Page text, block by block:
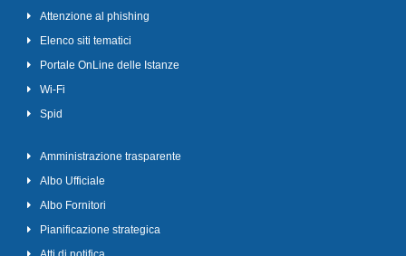
Attenzione al phishing
Elenco siti tematici
Portale OnLine delle Istanze
Wi-Fi
Spid
Amministrazione trasparente
Albo Ufficiale
Albo Fornitori
Pianificazione strategica